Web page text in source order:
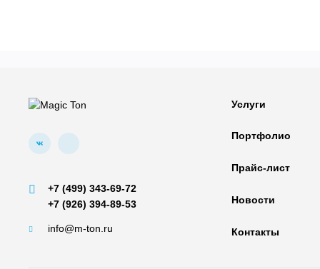
+7 (499) 343-69-72
+7 (926) 394-89-53
info@m-ton.ru
Услуги
Портфолио
Прайс-лист
Новости
Контакты